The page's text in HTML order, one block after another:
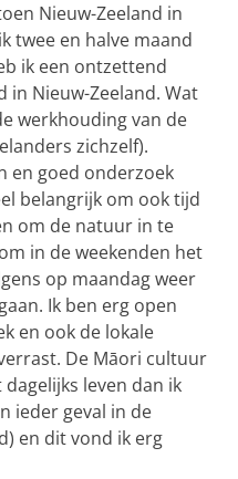
Nieuw-Zeeland in
twee en halve maand
ik een ontzettend
in Nieuw-Zeeland. Wat
werkhouding van de
zichzelf).
en goed onderzoek
belangrijk om ook tijd
om de natuur in te
in de weekenden het
op maandag weer
Ik ben erg open
en ook de lokale
De Māori cultuur
leven dan ik
ieder geval in de
en dit vond ik erg